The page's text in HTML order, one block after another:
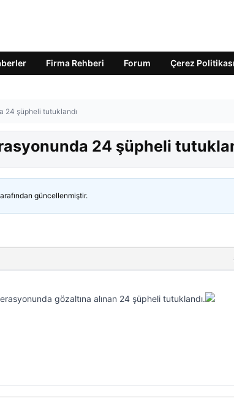
Firma Rehberi Forum Çerez Politikası
24 şüpheli tutuklandı
24 şüpheli
güncellenmiştir.
gözaltına alınan 24 şüpheli tutuklandı.